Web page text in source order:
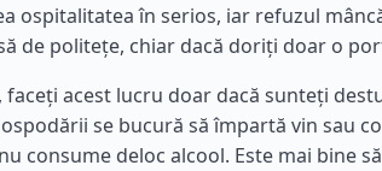
ospitalitatea în serios, iar refuzul
de politețe, chiar dacă doriți doar o
faceți acest lucru doar dacă sunteți
se bucură să împartă vin sau
consume deloc alcool. Este mai bine